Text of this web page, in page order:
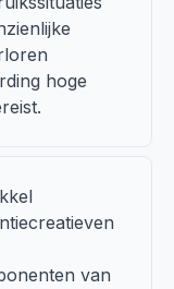
hoge
van